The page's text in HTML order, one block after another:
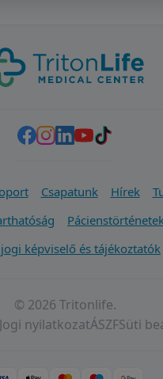
Csapatunk Hírek
képviselő és tájékoztatók
© 2026 Tritonlife.
Jogi nyilatkozatÁSZFSüti